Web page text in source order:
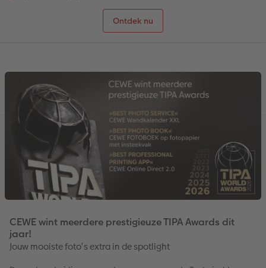
Ontdek nu
CEWE wint meerdere prestigieuze TIPA Awards dit
jaar!
Jouw mooiste foto’s extra in de spotlight